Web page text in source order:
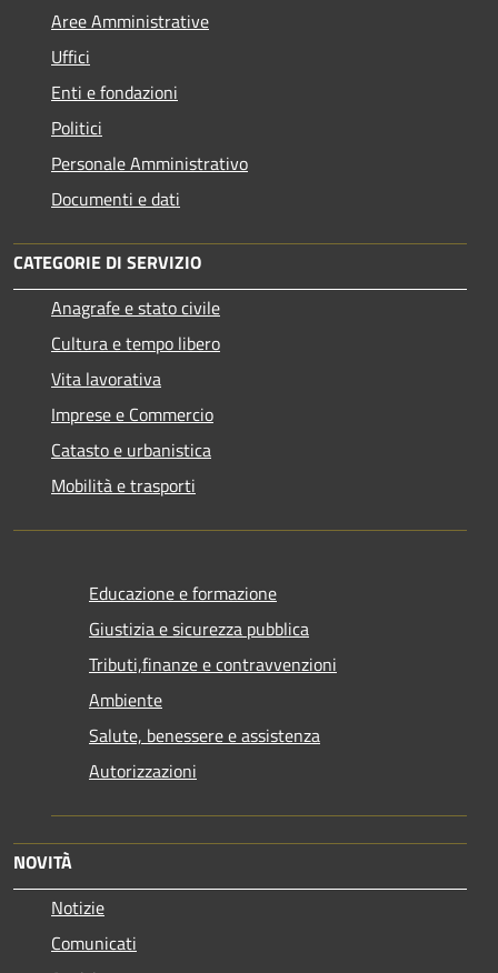
Aree Amministrative
Uffici
Enti e fondazioni
Politici
Personale Amministrativo
Documenti e dati
CATEGORIE DI SERVIZIO
Anagrafe e stato civile
Cultura e tempo libero
Vita lavorativa
Imprese e Commercio
Catasto e urbanistica
Mobilità e trasporti
Educazione e formazione
Giustizia e sicurezza pubblica
Tributi,finanze e contravvenzioni
Ambiente
Salute, benessere e assistenza
Autorizzazioni
NOVITÀ
Notizie
Comunicati